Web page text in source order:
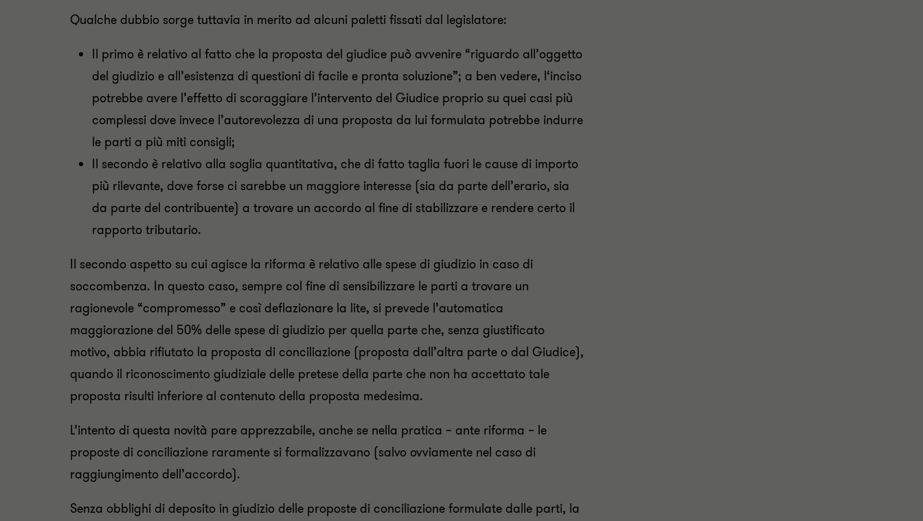
Qualche dubbio sorge tuttavia in merito ad alcuni paletti fissati dal legislatore:
Il primo è relativo al fatto che la proposta del giudice può avvenire “riguardo all’oggetto
del giudizio e all’esistenza di questioni di facile e pronta soluzione”; a ben vedere, l‘inciso
potrebbe avere l’effetto di scoraggiare l’intervento del Giudice proprio su quei casi più
complessi dove invece l’autorevolezza di una proposta da lui formulata potrebbe indurre
le parti a più miti consigli;
Il secondo è relativo alla soglia quantitativa, che di fatto taglia fuori le cause di importo
più rilevante, dove forse ci sarebbe un maggiore interesse (sia da parte dell’erario, sia
da parte del contribuente) a trovare un accordo al fine di stabilizzare e rendere certo il
rapporto tributario.
Il secondo aspetto su cui agisce la riforma è relativo alle spese di giudizio in caso di
soccombenza. In questo caso, sempre col fine di sensibilizzare le parti a trovare un
ragionevole “compromesso” e così deflazionare la lite, si prevede l’automatica
maggiorazione del 50% delle spese di giudizio per quella parte che, senza giustificato
motivo, abbia rifiutato la proposta di conciliazione (proposta dall’altra parte o dal Giudice),
quando il riconoscimento giudiziale delle pretese della parte che non ha accettato tale
proposta risulti inferiore al contenuto della proposta medesima.
L’intento di questa novità pare apprezzabile, anche se nella pratica – ante riforma – le
proposte di conciliazione raramente si formalizzavano (salvo ovviamente nel caso di
raggiungimento dell’accordo).
Senza obblighi di deposito in giudizio delle proposte di conciliazione formulate dalle parti, la